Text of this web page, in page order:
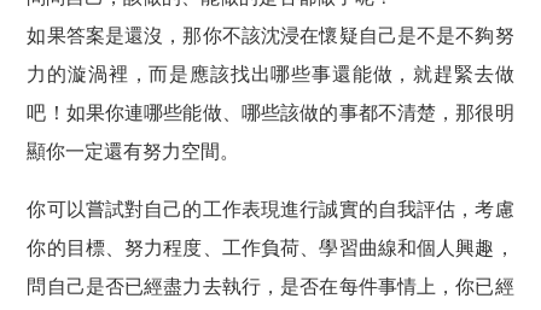
如果答案是還沒，那你不該沈浸在懷疑自己是不是不夠努
力的漩渦裡，而是應該找出哪些事還能做，就趕緊去做
吧！如果你連哪些能做、哪些該做的事都不清楚，那很明
顯你一定還有努力空間。
你可以嘗試對自己的工作表現進行誠實的自我評估，考慮
你的目標、努力程度、工作負荷、學習曲線和個人興趣，
問自己是否已經盡力去執行，是否在每件事情上，你已經